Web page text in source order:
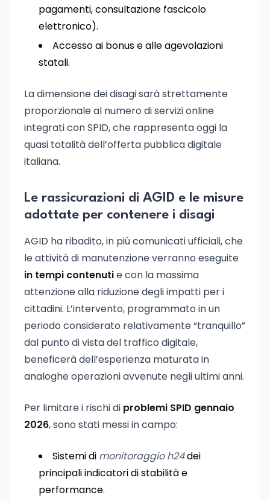
pagamenti, consultazione fascicolo
elettronico).
Accesso ai bonus e alle agevolazioni
statali.
La dimensione dei disagi sarà strettamente
proporzionale al numero di servizi online
integrati con SPID, che rappresenta oggi la
quasi totalità dell’offerta pubblica digitale
italiana.
Le rassicurazioni di AGID e le misure
adottate per contenere i disagi
AGID ha ribadito, in più comunicati ufficiali, che
le attività di manutenzione verranno eseguite
in tempi contenutie con la massima
attenzione alla riduzione degli impatti per i
cittadini. L’intervento, programmato in un
periodo considerato relativamente “tranquillo”
dal punto di vista del traffico digitale,
beneficerà dell’esperienza maturata in
analoghe operazioni avvenute negli ultimi anni.
Per limitare i rischi di problemi SPID gennaio
2026, sono stati messi in campo:
Sistemi di monitoraggio h24dei
principali indicatori di stabilità e
performance.